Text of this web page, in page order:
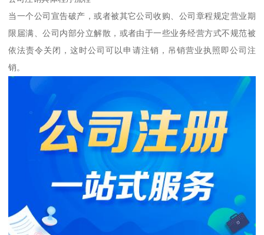
当一个公司宣告破产，或者被其它公司收购、公司章程规定营业期
限届满、公司内部分立解散，或者由于一些业务经营方式不规范被
依法责令关闭，这时公司可以申请注销，吊销营业执照即公司注
销。